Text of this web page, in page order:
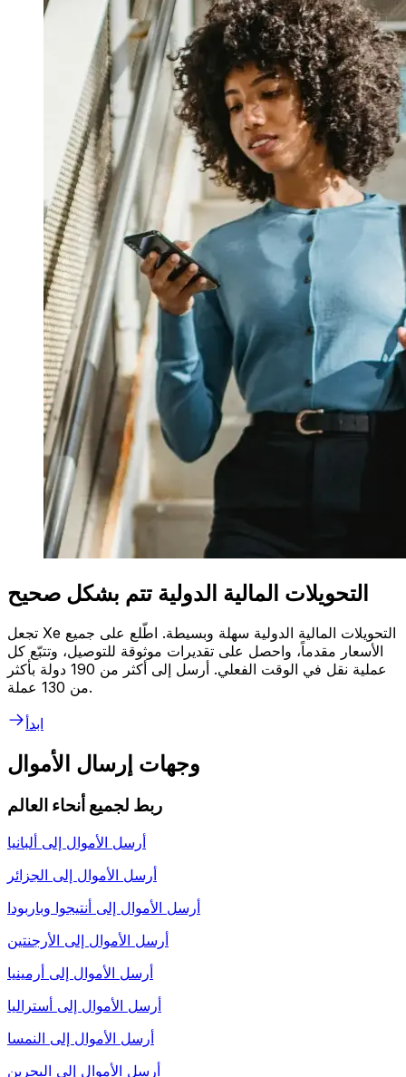
التحويلات المالية الدولية تتم بشكل صحيح
تجعل Xe التحويلات المالية الدولية سهلة وبسيطة. اطّلع على جميع
الأسعار مقدماً، واحصل على تقديرات موثوقة للتوصيل، وتتبّع كل
عملية نقل في الوقت الفعلي. أرسل إلى أكثر من 190 دولة بأكثر
من 130 عملة.
ابدأ
وجهات إرسال الأموال
ربط لجميع أنحاء العالم
أرسل الأموال إلى ألبانيا
أرسل الأموال إلى الجزائر
أرسل الأموال إلى أنتيجوا وباربودا
أرسل الأموال إلى الأرجنتين
أرسل الأموال إلى أرمينيا
أرسل الأموال إلى أستراليا
أرسل الأموال إلى النمسا
أرسل الأموال إلى البحرين